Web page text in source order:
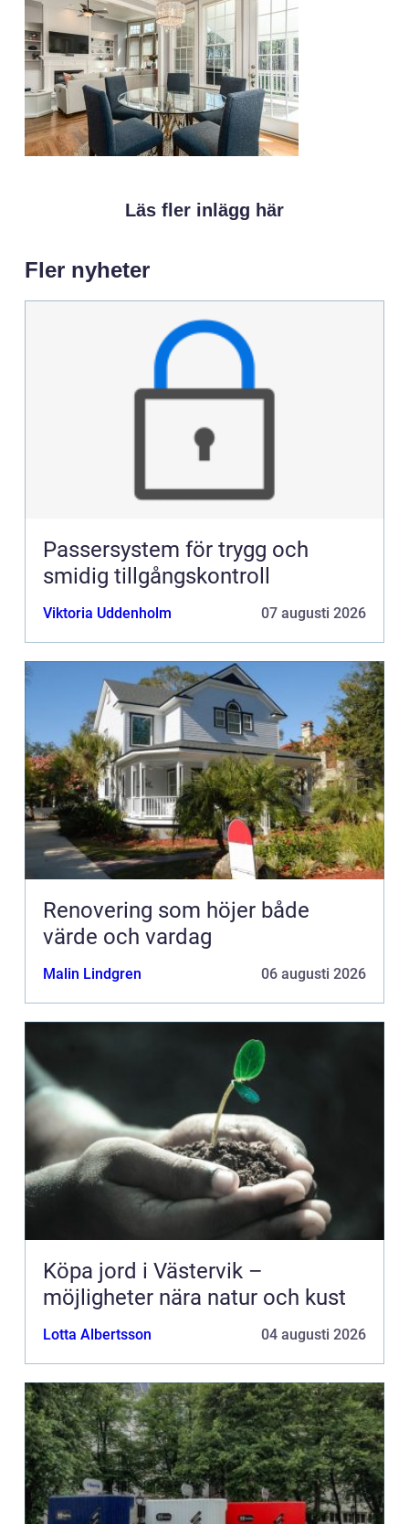
Läs fler inlägg här
Fler nyheter
Passersystem för trygg och
smidig tillgångskontroll
Viktoria Uddenholm 07 augusti 2026
Renovering som höjer både
värde och vardag
Malin Lindgren 06 augusti 2026
Köpa jord i Västervik –
möjligheter nära natur och kust
Lotta Albertsson 04 augusti 2026